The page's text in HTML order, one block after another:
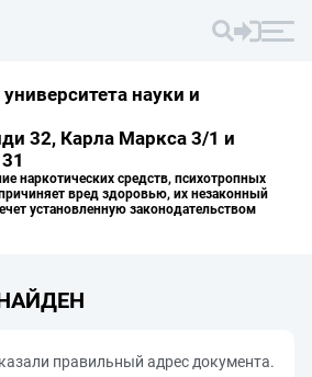
науки и
32, Карла Маркса 3/1 и
наркотических средств, психотропных
вред здоровью, их незаконный
установленную законодательством
правильный адрес документа.